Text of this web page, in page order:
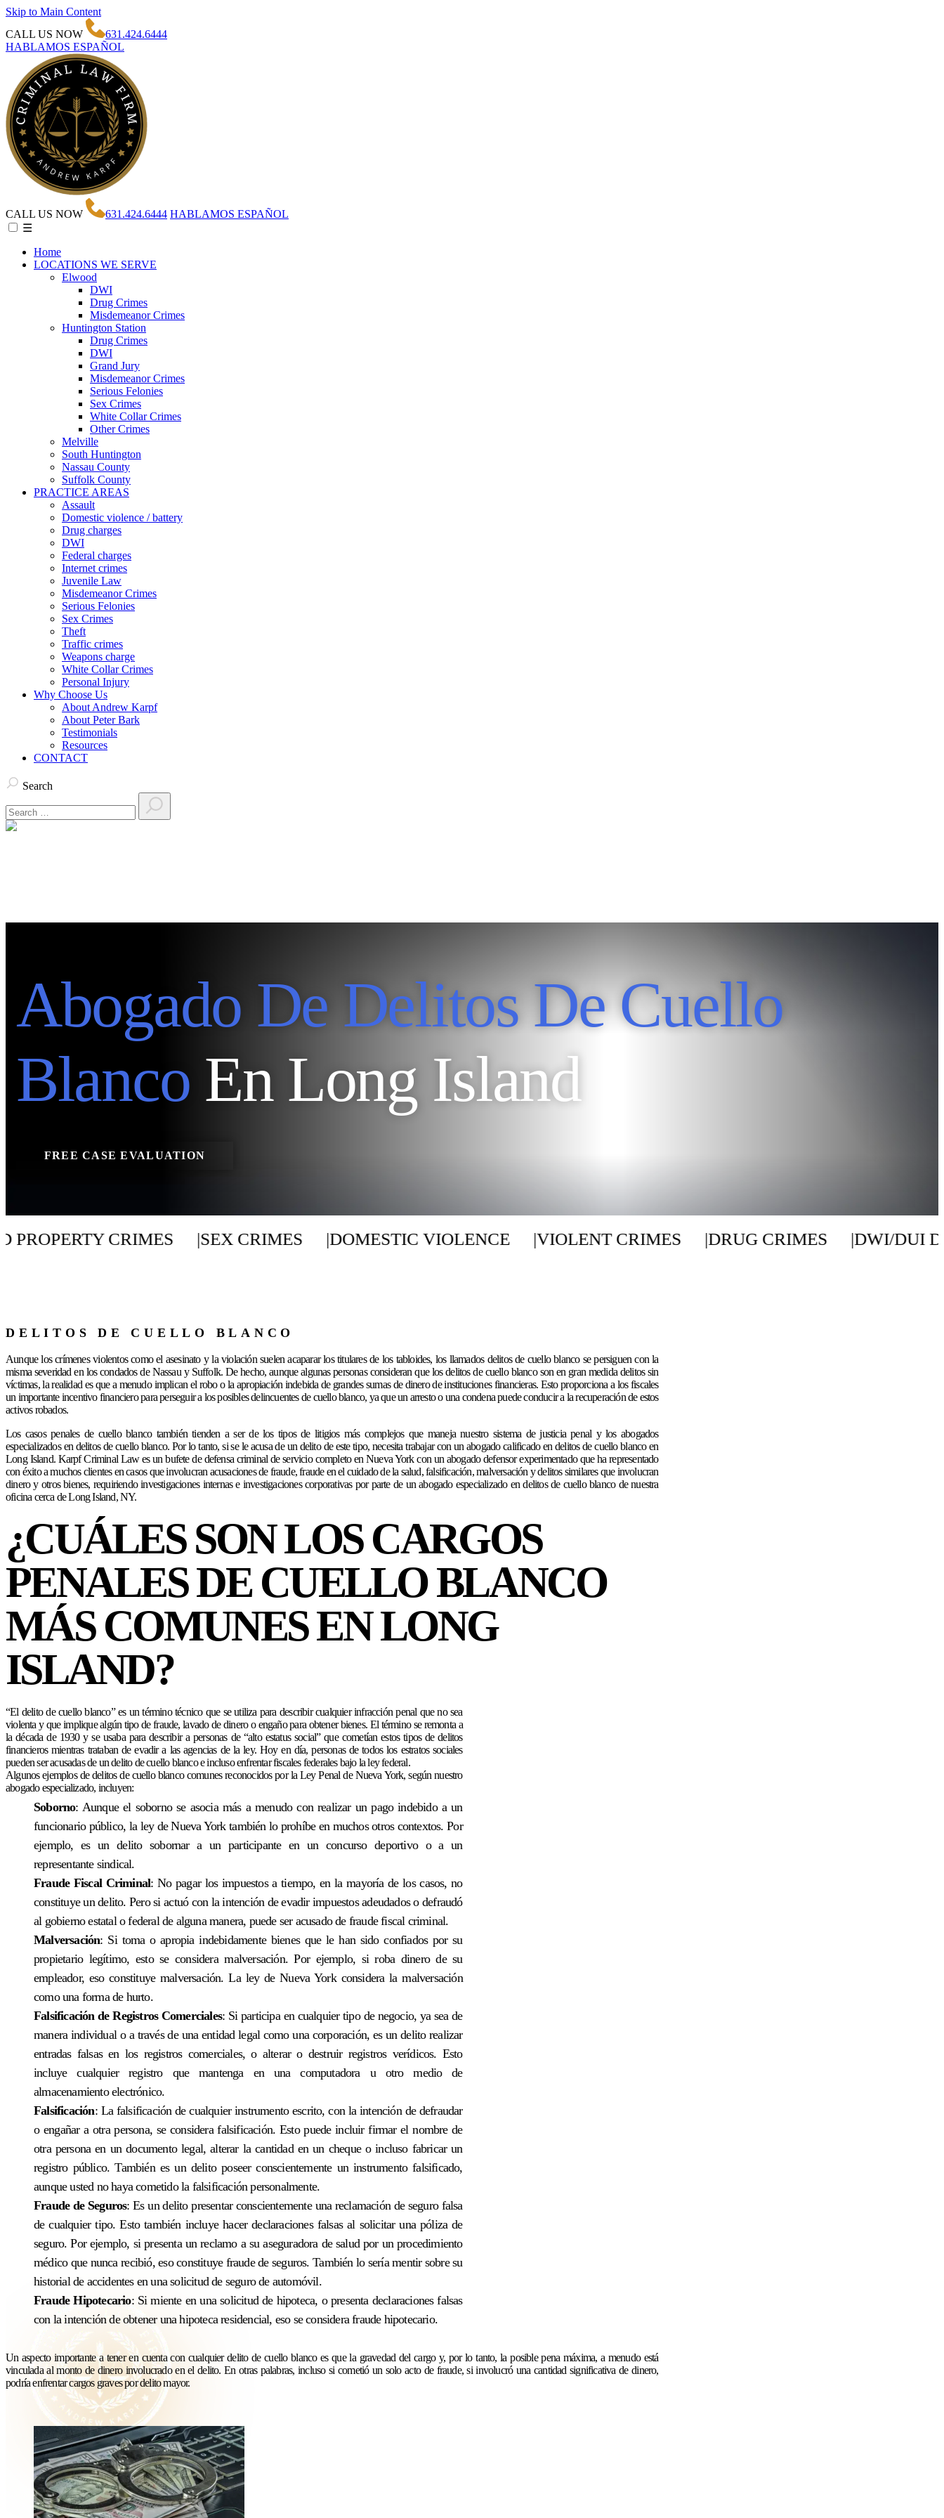
Skip to Main Content
CALL US NOW
631.424.6444
HABLAMOS ESPAÑOL
CALL US NOW 631.424.6444 HABLAMOS ESPAÑOL
☰
Home
LOCATIONS WE SERVE
Elwood
DWI
Drug Crimes
Misdemeanor Crimes
Huntington Station
Drug Crimes
DWI
Grand Jury
Misdemeanor Crimes
Serious Felonies
Sex Crimes
White Collar Crimes
Other Crimes
Melville
South Huntington
Nassau County
Suffolk County
PRACTICE AREAS
Assault
Domestic violence / battery
Drug charges
DWI
Federal charges
Internet crimes
Juvenile Law
Misdemeanor Crimes
Serious Felonies
Sex Crimes
Theft
Traffic crimes
Weapons charge
White Collar Crimes
Personal Injury
Why Choose Us
About Andrew Karpf
About Peter Bark
Testimonials
Resources
CONTACT
Search
Abogado De Delitos De Cuello
Blanco En Long Island
FREE CASE EVALUATION
CRIMES SEX CRIMES DOMESTIC VIOLENCE VIOLENT CRIMES DRUG CRIMES DWI/DUI
DELITOS DE CUELLO BLANCO
Aunque los crímenes violentos como el asesinato y la violación suelen acaparar los titulares de los tabloides, los llamados delitos de cuello blanco se persiguen con la
misma severidad en los condados de Nassau y Suffolk. De hecho, aunque algunas personas consideran que los delitos de cuello blanco son en gran medida delitos sin
víctimas, la realidad es que a menudo implican el robo o la apropiación indebida de grandes sumas de dinero de instituciones financieras. Esto proporciona a los fiscales
un importante incentivo financiero para perseguir a los posibles delincuentes de cuello blanco, ya que un arresto o una condena puede conducir a la recuperación de estos
activos robados.
Los casos penales de cuello blanco también tienden a ser de los tipos de litigios más complejos que maneja nuestro sistema de justicia penal y los abogados
especializados en delitos de cuello blanco. Por lo tanto, si se le acusa de un delito de este tipo, necesita trabajar con un abogado calificado en delitos de cuello blanco en
Long Island. Karpf Criminal Law es un bufete de defensa criminal de servicio completo en Nueva York con un abogado defensor experimentado que ha representado
con éxito a muchos clientes en casos que involucran acusaciones de fraude, fraude en el cuidado de la salud, falsificación, malversación y delitos similares que involucran
dinero y otros bienes, requiriendo investigaciones internas e investigaciones corporativas por parte de un abogado especializado en delitos de cuello blanco de nuestra
oficina cerca de Long Island, NY.
¿CUÁLES SON LOS CARGOS
PENALES DE CUELLO BLANCO
MÁS COMUNES EN LONG
ISLAND?
“El delito de cuello blanco” es un término técnico que se utiliza para describir cualquier infracción penal que no sea
violenta y que implique algún tipo de fraude, lavado de dinero o engaño para obtener bienes. El término se remonta a
la década de 1930 y se usaba para describir a personas de “alto estatus social” que cometían estos tipos de delitos
financieros mientras trataban de evadir a las agencias de la ley. Hoy en día, personas de todos los estratos sociales
pueden ser acusadas de un delito de cuello blanco e incluso enfrentar fiscales federales bajo la ley federal.
Algunos ejemplos de delitos de cuello blanco comunes reconocidos por la Ley Penal de Nueva York, según nuestro
abogado especializado, incluyen:
Soborno: Aunque el soborno se asocia más a menudo con realizar un pago indebido a un
funcionario público, la ley de Nueva York también lo prohíbe en muchos otros contextos. Por
ejemplo, es un delito sobornar a un participante en un concurso deportivo o a un
representante sindical.
Fraude Fiscal Criminal: No pagar los impuestos a tiempo, en la mayoría de los casos, no
constituye un delito. Pero si actuó con la intención de evadir impuestos adeudados o defraudó
al gobierno estatal o federal de alguna manera, puede ser acusado de fraude fiscal criminal.
Malversación: Si toma o apropia indebidamente bienes que le han sido confiados por su
propietario legítimo, esto se considera malversación. Por ejemplo, si roba dinero de su
empleador, eso constituye malversación. La ley de Nueva York considera la malversación
como una forma de hurto.
Falsificación de Registros Comerciales: Si participa en cualquier tipo de negocio, ya sea de
manera individual o a través de una entidad legal como una corporación, es un delito realizar
entradas falsas en los registros comerciales, o alterar o destruir registros verídicos. Esto
incluye cualquier registro que mantenga en una computadora u otro medio de
almacenamiento electrónico.
Falsificación: La falsificación de cualquier instrumento escrito, con la intención de defraudar
o engañar a otra persona, se considera falsificación. Esto puede incluir firmar el nombre de
otra persona en un documento legal, alterar la cantidad en un cheque o incluso fabricar un
registro público. También es un delito poseer conscientemente un instrumento falsificado,
aunque usted no haya cometido la falsificación personalmente.
Fraude de Seguros: Es un delito presentar conscientemente una reclamación de seguro falsa
de cualquier tipo. Esto también incluye hacer declaraciones falsas al solicitar una póliza de
seguro. Por ejemplo, si presenta un reclamo a su aseguradora de salud por un procedimiento
médico que nunca recibió, eso constituye fraude de seguros. También lo sería mentir sobre su
historial de accidentes en una solicitud de seguro de automóvil.
Fraude Hipotecario: Si miente en una solicitud de hipoteca, o presenta declaraciones falsas
con la intención de obtener una hipoteca residencial, eso se considera fraude hipotecario.
Un aspecto importante a tener en cuenta con cualquier delito de cuello blanco es que la gravedad del cargo y, por lo tanto, la posible pena máxima, a menudo está
vinculada al monto de dinero involucrado en el delito. En otras palabras, incluso si cometió un solo acto de fraude, si involucró una cantidad significativa de dinero,
podría enfrentar cargos graves por delito mayor.